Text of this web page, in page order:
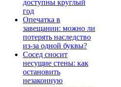
доступны круглый
год
Опечатка в
завещании: можно ли
потерять наследство
из-за одной буквы?
Сосед сносит
несущие стены: как
остановить
незаконную